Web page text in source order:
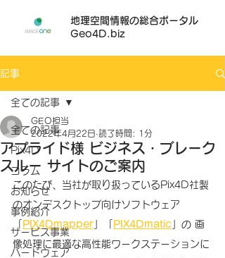
地理空間情報の総合ポータル
Geo4D.biz
記事
全ての記事
Pix4D
コラム
お知らせ
事例紹介
サービス事業
ハードウェア
全ての記事
アプライド様 ビジネス・ブレーク
スルー サイトのご案内
GEO担当
2022年4月22日 読了時間: 1分
このたび、当社が取り扱っているPix4D社製
のオンデスクトップ向けソフトウェア
PIX4Dmapper PIX4Dmatic 」の 画
像処理に最適な高性能ワークステーションに